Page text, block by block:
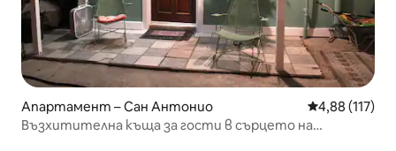
Апартамент – Сан Антонио Средна
4,88 (117)
Възхитителна къща за гости в сърцето на